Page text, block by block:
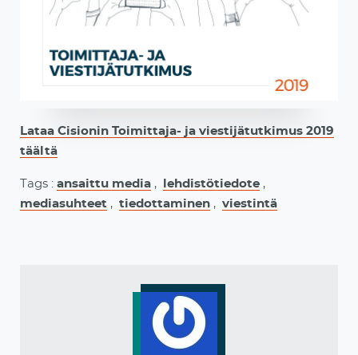
Lataa Cisionin Toimittaja- ja viestijätutkimus 2019
täältä
Tags : ansaittu media , lehdistötiedote ,
mediasuhteet , tiedottaminen , viestintä